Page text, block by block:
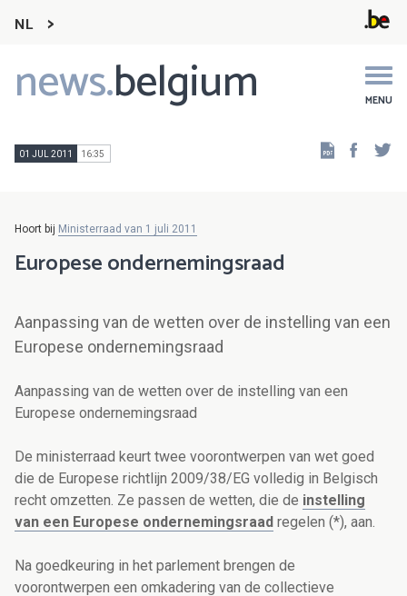
NL
news.belgium MENU
Main
navigation
01 JUL 2011 16:35
Hoort bij Ministerraad van 1 juli 2011
Europese ondernemingsraad
Aanpassing van de wetten over de instelling van een
Europese ondernemingsraad
Aanpassing van de wetten over de instelling van een
Europese ondernemingsraad
De ministerraad keurt twee voorontwerpen van wet goed
die de Europese richtlijn 2009/38/EG volledig in Belgisch
recht omzetten. Ze passen de wetten, die de instelling
van een Europese ondernemingsraad regelen (*), aan.
Na goedkeuring in het parlement brengen de
voorontwerpen een omkadering van de collectieve